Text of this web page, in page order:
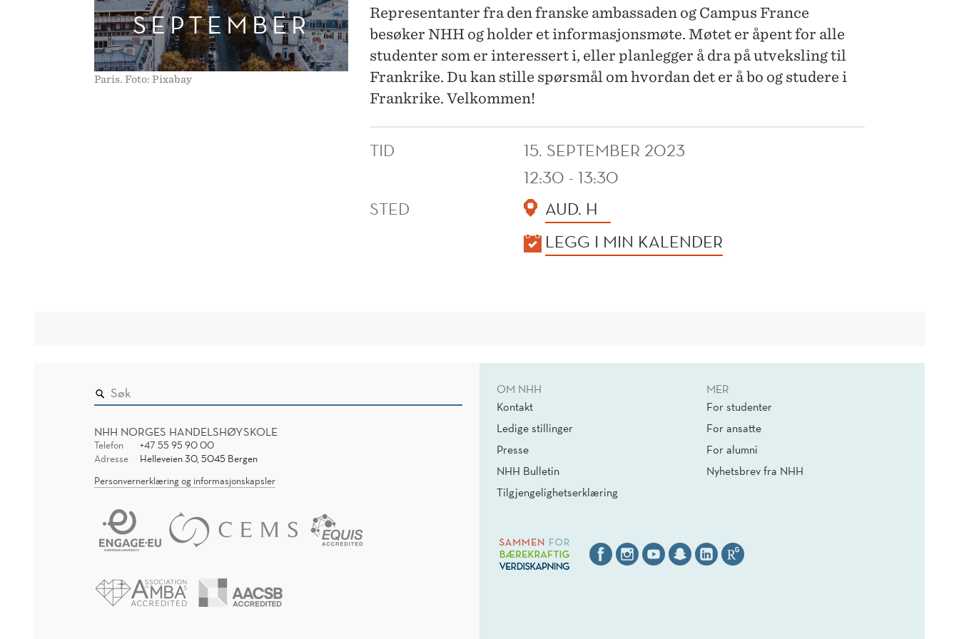
SEPTEMBER
Paris. Foto: Pixabay
Representanter fra den franske ambassaden og Campus France
besøker NHH og holder et informasjonsmøte. Møtet er åpent for alle
studenter som er interessert i, eller planlegger å dra på utveksling til
Frankrike. Du kan stille spørsmål om hvordan det er å bo og studere i
Frankrike. Velkommen!
TID
15. SEPTEMBER 2023
12:30 - 13:30
STED
AUD. H
LEGG I MIN KALENDER
NHH NORGES HANDELSHØYSKOLE
Telefon
+47 55 95 90 00
Adresse
Helleveien 30, 5045 Bergen
Personvernerklæring og informasjonskapsler
OM NHH
Kontakt
Ledige stillinger
Presse
NHH Bulletin
Tilgjengelighetserklæring
MER
For studenter
For ansatte
For alumni
Nyhetsbrev fra NHH